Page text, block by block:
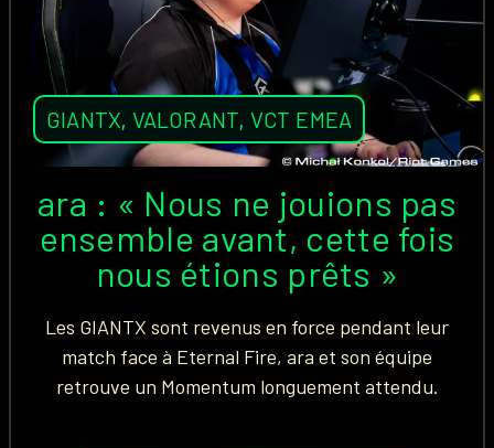
GIANTX, VALORANT, VCT EMEA
ara : « Nous ne jouions pas
ensemble avant, cette fois
nous étions prêts »
Les GIANTX sont revenus en force pendant leur
match face à Eternal Fire, ara et son équipe
retrouve un Momentum longuement attendu.